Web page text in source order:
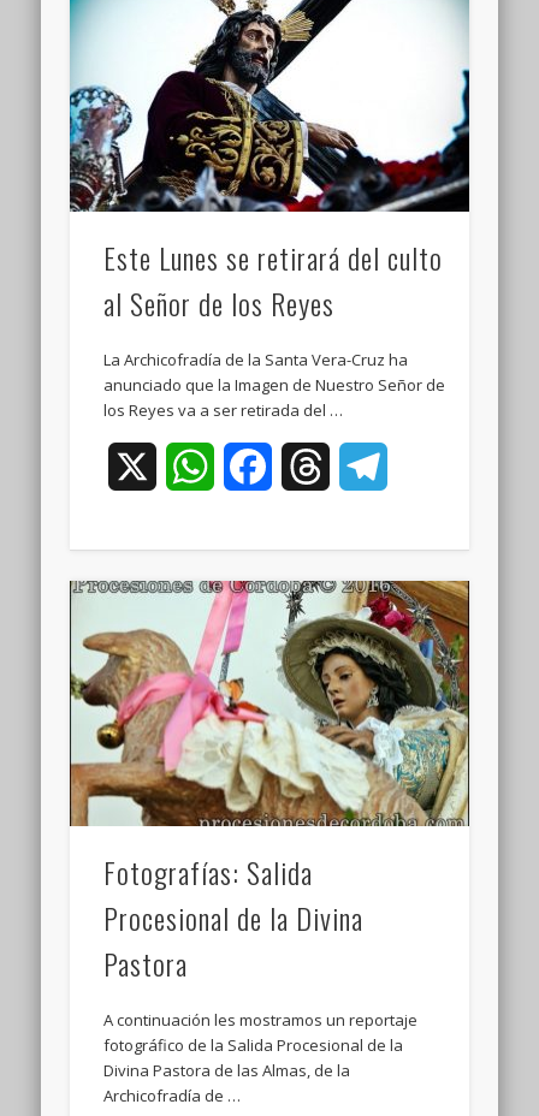
Este Lunes se retirará del culto
al Señor de los Reyes
La Archicofradía de la Santa Vera-Cruz ha
anunciado que la Imagen de Nuestro Señor de
los Reyes va a ser retirada del …
WhatsAppFacebookThreads
Fotografías: Salida
Procesional de la Divina
Pastora
A continuación les mostramos un reportaje
fotográfico de la Salida Procesional de la
Divina Pastora de las Almas, de la
Archicofradía de …